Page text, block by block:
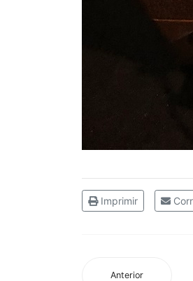
Imprimir
Anterior